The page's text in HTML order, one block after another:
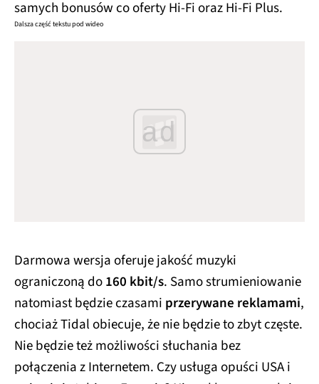
samych bonusów co oferty Hi-Fi oraz Hi-Fi Plus.
Dalsza część tekstu pod wideo
ad
Darmowa wersja oferuje jakość muzyki
ograniczoną do160 kbit/s. Samo strumieniowanie
natomiast będzie czasami przerywane reklamami,
chociaż Tidal obiecuje, że nie będzie to zbyt częste.
Nie będzie też możliwości słuchania bez
połączenia z Internetem. Czy usługa opuści USA i